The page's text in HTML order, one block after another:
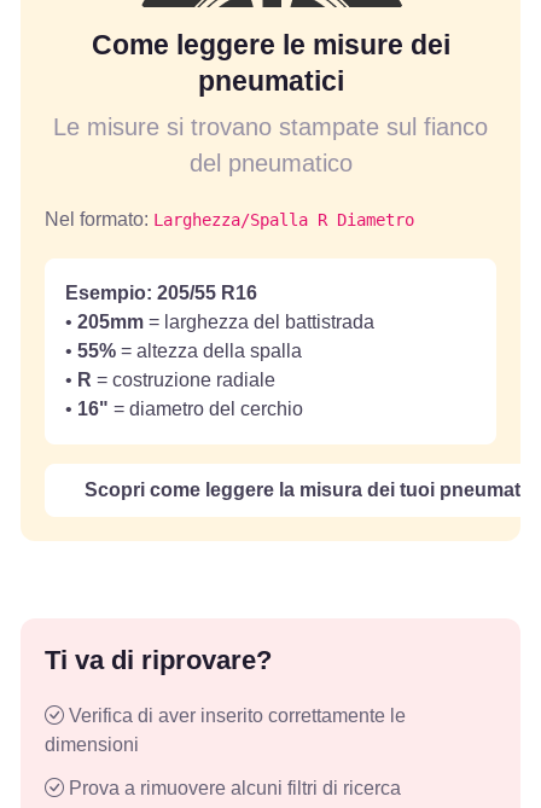
Come leggere le misure dei
pneumatici
Le misure si trovano stampate sul fianco
del pneumatico
Nel formato: Larghezza/Spalla R Diametro
Esempio: 205/55 R16
• 205mm= larghezza del battistrada
• 55%= altezza della spalla
• R = costruzione radiale
• 16" = diametro del cerchio
Scopri come leggere la misura dei tuoi pneumatici
Ti va di riprovare?
Verifica di aver inserito correttamente le
dimensioni
Prova a rimuovere alcuni filtri di ricerca